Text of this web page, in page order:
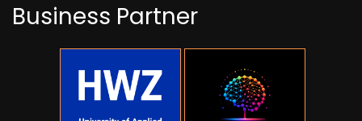
Business Partner